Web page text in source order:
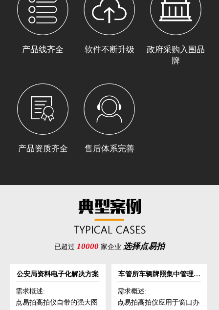
产品线齐全 软件不断升级
政府采购入围品
牌
产品资质齐全 售后体系完善
已超过 10000 家企业 选择点易拍
公安局资料电子化解决方案
需求概述:
点易拍高拍仪自带的强大图
车管所车辆牌照集中管理解
需求概述:
点易拍高拍仪应用于窗口办